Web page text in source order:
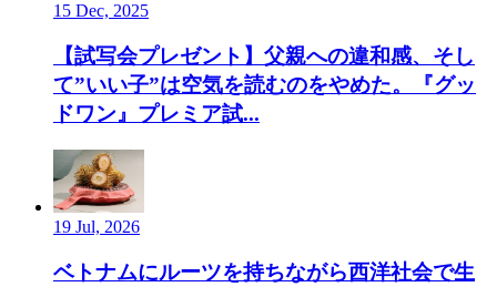
15 Dec, 2025
【試写会プレゼント】父親への違和感、そし
て”いい子”は空気を読むのをやめた。『グッ
ドワン』プレミア試...
19 Jul, 2026
ベトナムにルーツを持ちながら西洋社会で生